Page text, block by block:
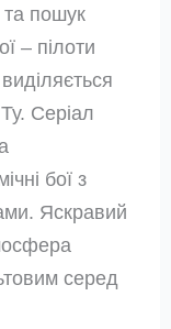
пошук
– пілоти
Серіал
бої з
Яскравий
серед